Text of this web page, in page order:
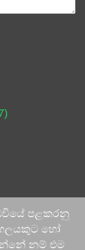
පළකරනු
හෝ
නම් එම